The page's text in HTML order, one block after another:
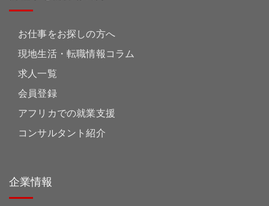
お仕事をお探しの方へ
現地生活・転職情報コラム
求人一覧
会員登録
アフリカでの就業支援
コンサルタント紹介
企業情報